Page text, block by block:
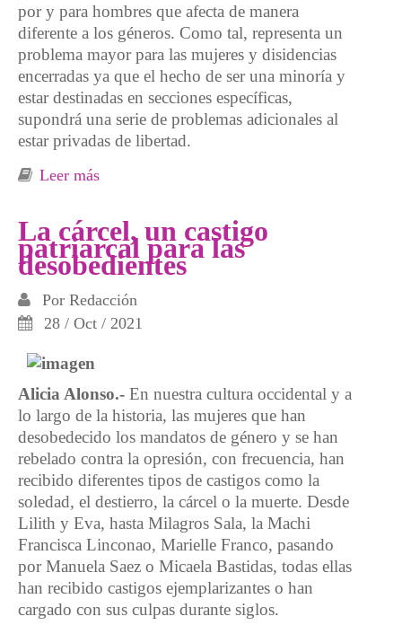
por y para hombres que afecta de manera
diferente a los géneros. Como tal, representa un
problema mayor para las mujeres y disidencias
encerradas ya que el hecho de ser una minoría y
estar destinadas en secciones específicas,
supondrá una serie de problemas adicionales al
estar privadas de libertad.
Leer más
La cárcel, un castigo
patriarcal para las
desobedientes
Por Redacción
28 / Oct / 2021
Alicia Alonso.- En nuestra cultura occidental y a
lo largo de la historia, las mujeres que han
desobedecido los mandatos de género y se han
rebelado contra la opresión, con frecuencia, han
recibido diferentes tipos de castigos como la
soledad, el destierro, la cárcel o la muerte. Desde
Lilith y Eva, hasta Milagros Sala, la Machi
Francisca Linconao, Marielle Franco, pasando
por Manuela Saez o Micaela Bastidas, todas ellas
han recibido castigos ejemplarizantes o han
cargado con sus culpas durante siglos.